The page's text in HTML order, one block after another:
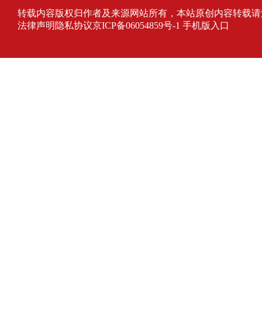
转载内容版权归作者及来源网站所有，本站原创内容转载
法律声明隐私协议京ICP备06054859号-1 手机版入口